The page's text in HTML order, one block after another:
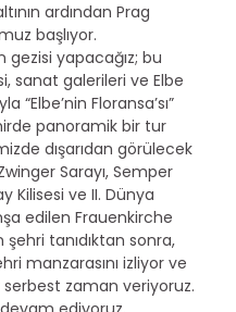
ardından Prag
başlıyor.
gezisi yapacağız; bu
sanat galerileri ve Elbe
“Elbe’nin Floransa’sı”
panoramik bir tur
dışarıdan görülecek
Sarayı, Semper
Kilisesi ve II. Dünya
edilen Frauenkirche
tanıdıktan sonra,
manzarasını izliyor ve
serbest zaman veriyoruz.